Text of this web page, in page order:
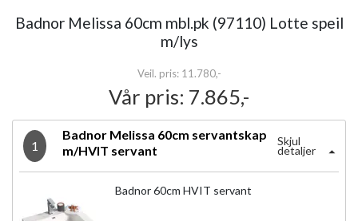
Badnor Melissa 60cm mbl.pk (97110) Lotte speil
m/lys
Vår pris: 7.865,-
Veil. pris: 11.780,-
1
Badnor Melissa 60cm servantskap
m/HVIT servant
Skjul
detaljer
Badnor 60cm HVIT servant